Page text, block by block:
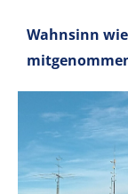
Wahnsinn